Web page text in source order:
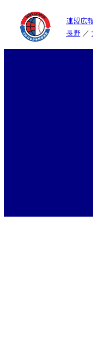
連盟広
長野